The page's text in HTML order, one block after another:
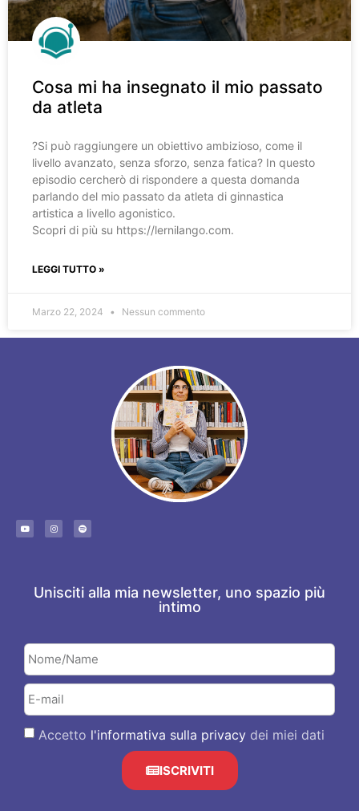
Cosa mi ha insegnato il mio passato
da atleta
?️Si può raggiungere un obiettivo ambizioso, come il
livello avanzato, senza sforzo, senza fatica? In questo
episodio cercherò di rispondere a questa domanda
parlando del mio passato da atleta di ginnastica
artistica a livello agonistico.
Scopri di più su https://lernilango.com.
LEGGI TUTTO »
Marzo 22, 2024 Nessun commento
Unisciti alla mia newsletter, uno spazio più
intimo
Accetto l'informativa sulla privacy dei miei dati
ISCRIVITI